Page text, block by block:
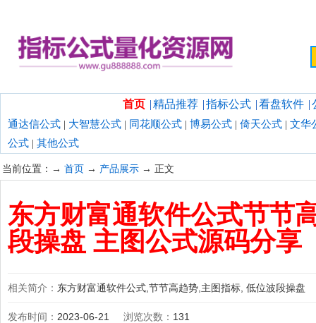
首页 | 精品推荐 | 指标公式 | 看盘软件 |
通达信公式 | 大智慧公式 | 同花顺公式 | 博易公式 | 倚天公式 | 文华
公式 | 其他公式
当前位置：→ 首页 → 产品展示 → 正文
东方财富通软件公式节节
段操盘 主图公式源码分享
相关简介： 东方财富通软件公式,节节高趋势,主图指标, 低位波段操盘
发布时间： 2023-06-21 浏览次数： 131